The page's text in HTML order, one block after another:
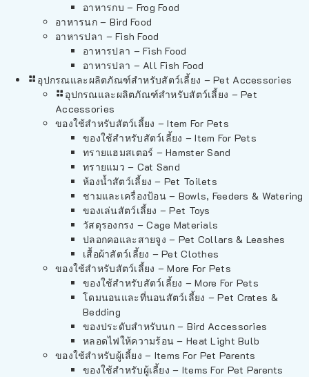
อาหารกบ – Frog Food
อาหารนก – Bird Food
อาหารปลา – Fish Food
อาหารปลา – Fish Food
อาหารปลา – All Fish Food
อุปกรณและผลิตภัณฑ์สำหรับสัตว์เลี้ยง – Pet Accessories
อุปกรณและผลิตภัณฑ์สำหรับสัตว์เลี้ยง – Pet
Accessories
ของใช้สำหรับสัตว์เลี้ยง – Item For Pets
ของใช้สำหรับสัตว์เลี้ยง – Item For Pets
ทรายแฮมสเตอร์ – Hamster Sand
ทรายแมว – Cat Sand
ห้องน้ำสัตว์เลี้ยง – Pet Toilets
ชามและเครื่องป้อน – Bowls, Feeders & Watering
ของเล่นสัตว์เลี้ยง – Pet Toys
วัสดุรองกรง – Cage Materials
ปลอกคอและสายจูง – Pet Collars & Leashes
เสื้อผ้าสัตว์เลี้ยง – Pet Clothes
ของใช้สำหรับสัตว์เลี้ยง – More For Pets
ของใช้สำหรับสัตว์เลี้ยง – More For Pets
โดมนอนและที่นอนสัตว์เลี้ยง – Pet Crates &
Bedding
ของประดับสำหรับนก – Bird Accessories
หลอดไฟให้ความร้อน – Heat Light Bulb
ของใช้สำหรับผู้เลี้ยง – Items For Pet Parents
ของใช้สำหรับผู้เลี้ยง – Items For Pet Parents